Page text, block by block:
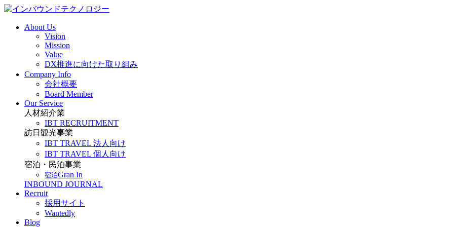
About Us
Vision
Mission
Value
DX推進に向けた取り組み
Company Info
会社概要
Board Member
Our Service
人材紹介業
IBT RECRUITMENT
訪日観光事業
IBT TRAVEL 法人向け
IBT TRAVEL 個人向け
宿泊・民泊事業
宿泊Gran In
INBOUND JOURNAL
Recruit
採用サイト
Wantedly
Blog